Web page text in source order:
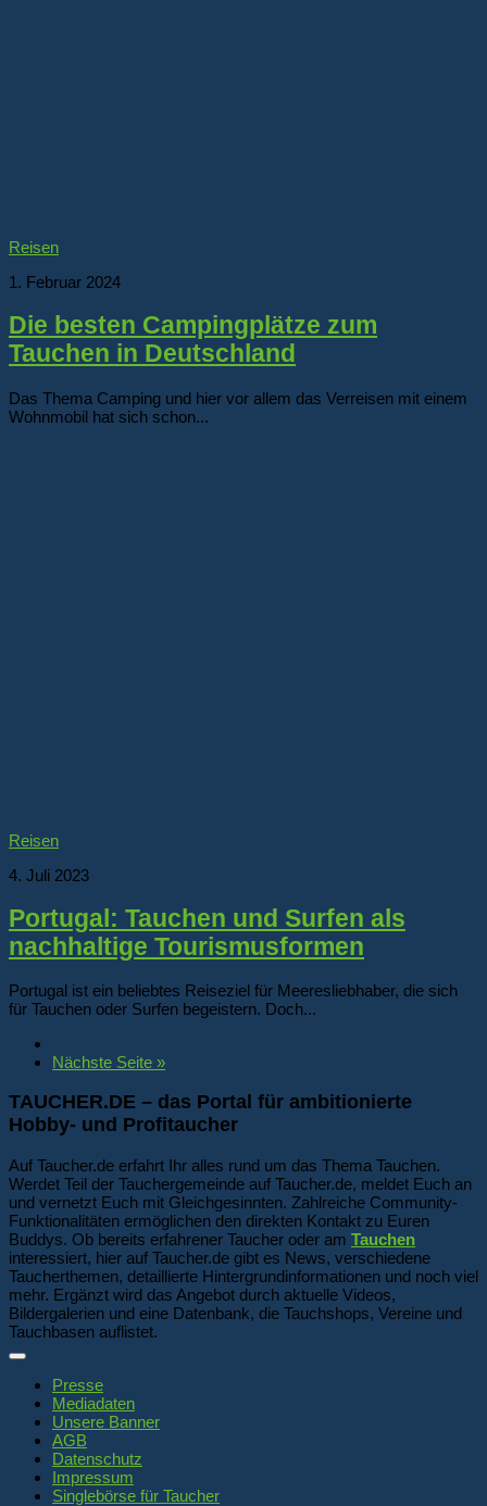
Reisen
1. Februar 2024
Die besten Campingplätze zum
Tauchen in Deutschland
Das Thema Camping und hier vor allem das Verreisen mit einem
Wohnmobil hat sich schon...
Reisen
4. Juli 2023
Portugal: Tauchen und Surfen als
nachhaltige Tourismusformen
Portugal ist ein beliebtes Reiseziel für Meeresliebhaber, die sich
für Tauchen oder Surfen begeistern. Doch...
Nächste Seite »
TAUCHER.DE – das Portal für ambitionierte
Hobby- und Profitaucher
Auf Taucher.de erfahrt Ihr alles rund um das Thema Tauchen.
Werdet Teil der Tauchergemeinde auf Taucher.de, meldet Euch an
und vernetzt Euch mit Gleichgesinnten. Zahlreiche Community-
Funktionalitäten ermöglichen den direkten Kontakt zu Euren
Buddys. Ob bereits erfahrener Taucher oder am Tauchen
interessiert, hier auf Taucher.de gibt es News, verschiedene
Taucherthemen, detaillierte Hintergrundinformationen und noch viel
mehr. Ergänzt wird das Angebot durch aktuelle Videos,
Bildergalerien und eine Datenbank, die Tauchshops, Vereine und
Tauchbasen auflistet.
Presse
Mediadaten
Unsere Banner
AGB
Datenschutz
Impressum
Singlebörse für Taucher